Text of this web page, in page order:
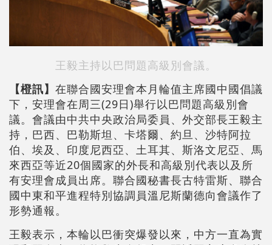
王毅主持以巴問題高級別會議。
【橙訊】 在聯合國安理會本月輪值主席國中國倡議
下，安理會在周三(29日)舉行以巴問題高級別會
議。會議由中共中央政治局委員、外交部長王毅主
持，巴西、巴勒斯坦、卡塔爾、約旦、沙特阿拉
伯、埃及、印度尼西亞、土耳其、斯洛文尼亞、馬
來西亞等近20個國家的外長和高級別代表以及所
有安理會成員出席。聯合國秘書長古特雷斯、聯合
國中東和平進程特別協調員溫尼斯蘭德向會議作了
形勢通報。
王毅表示，本輪以巴衝突爆發以來，中方一直為實